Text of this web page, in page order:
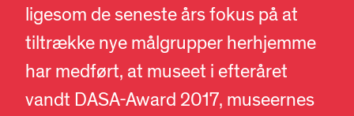
ligesom de seneste års fokus på at
tiltrække nye målgrupper herhjemme
har medført, at museet i efteråret
vandt DASA-Award 2017, museernes